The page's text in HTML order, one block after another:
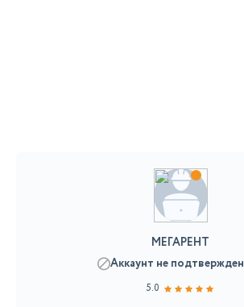
МЕГАРЕНТ
Аккаунт не подтвержден
5.0